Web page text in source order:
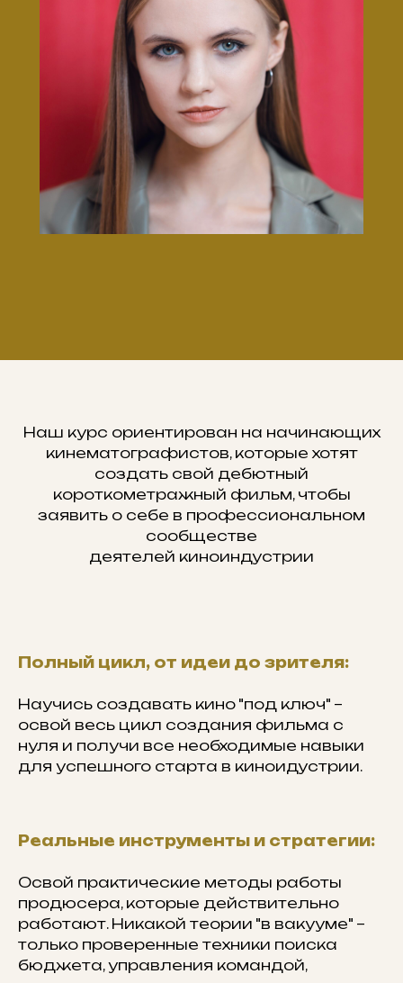
Наш курс ориентирован на начинающих
кинематографистов, которые хотят
создать свой дебютный
короткометражный фильм, чтобы
заявить о себе в профессиональном
сообществе
деятелей киноиндустрии
Полный цикл, от идеи до зрителя:
Научись создавать кино "под ключ" –
освой весь цикл создания фильма с
нуля и получи все необходимые навыки
для успешного старта в киноидустрии.
Реальные инструменты и стратегии:
Освой практические методы работы
продюсера, которые действительно
работают. Никакой теории "в вакууме" –
только проверенные техники поиска
бюджета, управления командой,